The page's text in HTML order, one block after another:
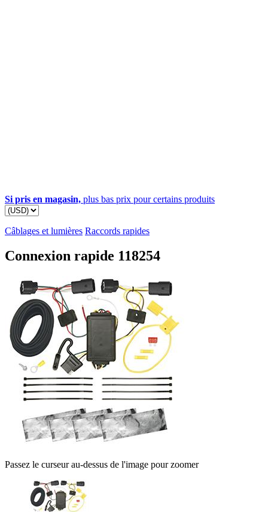
Si pris en magasin, plus bas prix pour certains produits
Câblages et lumières Raccords rapides
Connexion rapide 118254
Passez le curseur au-dessus de l'image pour zoomer